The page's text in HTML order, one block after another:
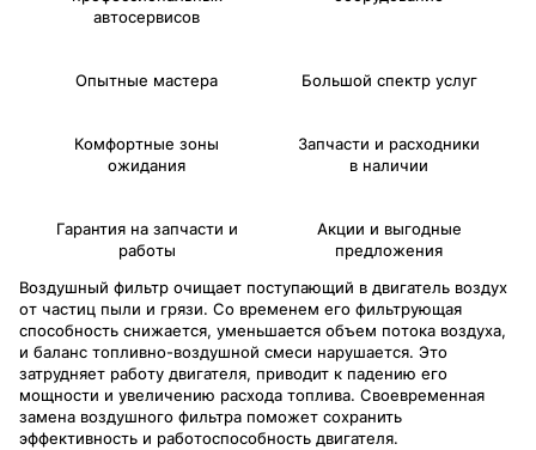
автосервисов
Опытные мастера Большой спектр услуг
Комфортные зоны
ожидания
Запчасти и расходники
в наличии
Гарантия на запчасти и
работы
Акции и выгодные
предложения
Воздушный фильтр очищает поступающий в двигатель воздух
от частиц пыли и грязи. Со временем его фильтрующая
способность снижается, уменьшается объем потока воздуха,
и баланс топливно-воздушной смеси нарушается. Это
затрудняет работу двигателя, приводит к падению его
мощности и увеличению расхода топлива. Своевременная
замена воздушного фильтра поможет сохранить
эффективность и работоспособность двигателя.